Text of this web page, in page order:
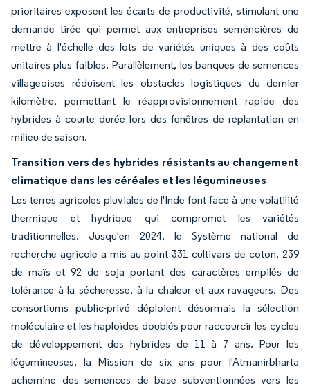
prioritaires exposent les écarts de productivité, stimulant une
demande tirée qui permet aux entreprises semencières de
mettre à l'échelle des lots de variétés uniques à des coûts
unitaires plus faibles. Parallèlement, les banques de semences
villageoises réduisent les obstacles logistiques du dernier
kilomètre, permettant le réapprovisionnement rapide des
hybrides à courte durée lors des fenêtres de replantation en
milieu de saison.
Transition vers des hybrides résistants au changement
climatique dans les céréales et les légumineuses
Les terres agricoles pluviales de l'Inde font face à une volatilité
thermique et hydrique qui compromet les variétés
traditionnelles. Jusqu'en 2024, le Système national de
recherche agricole a mis au point 331 cultivars de coton, 239
de maïs et 92 de soja portant des caractères empilés de
tolérance à la sécheresse, à la chaleur et aux ravageurs. Des
consortiums public-privé déploient désormais la sélection
moléculaire et les haploïdes doublés pour raccourcir les cycles
de développement des hybrides de 11 à 7 ans. Pour les
légumineuses, la Mission de six ans pour l'Atmanirbharta
achemine des semences de base subventionnées vers les